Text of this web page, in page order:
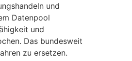
und
Datenpool
und
Das bundesweit
zu ersetzen.